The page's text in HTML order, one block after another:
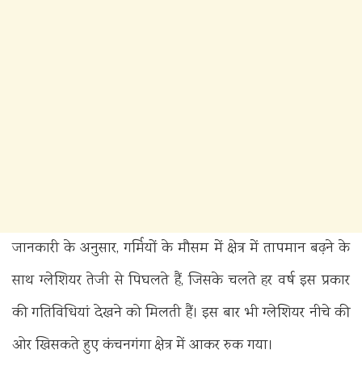
जानकारी के अनुसार, गर्मियों के मौसम में क्षेत्र में तापमान बढ़ने के
साथ ग्लेशियर तेजी से पिघलते हैं, जिसके चलते हर वर्ष इस प्रकार
की गतिविधियां देखने को मिलती हैं। इस बार भी ग्लेशियर नीचे की
ओर खिसकते हुए कंचनगंगा क्षेत्र में आकर रुक गया।